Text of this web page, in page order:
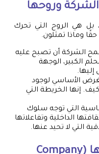
هي الروح التي تحرك
وماذا تمثلون.
الشركة أن تصبح عليه
الكبير، الوجهة
الأساسي لوجود
إنها الخريطة التي
التي توجه سلوك
الداخلية وتفاعلاتها
التي لا تحيد عنها.
3. قصة الشركة وتاريخها (Company